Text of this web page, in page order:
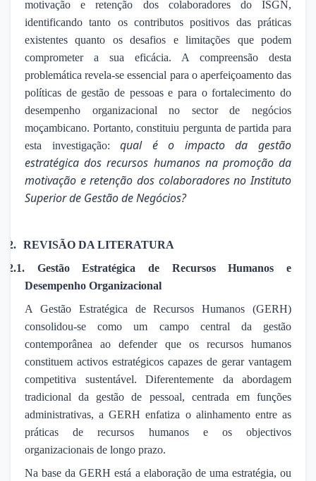
motivação e retenção dos colaboradores do ISGN,
identificando tanto os contributos positivos das práticas
existentes quanto os desafios e limitações que podem
comprometer a sua eficácia. A compreensão desta
problemática revela-se essencial para o aperfeiçoamento das
políticas de gestão de pessoas e para o fortalecimento do
desempenho organizacional no sector de negócios
moçambicano. Portanto, constituiu pergunta de partida para
esta investigação:qual é o impacto da gestão
estratégica dos recursos humanos na promoção da
motivação e retenção dos colaboradores no Instituto
Superior de Gestão de Negócios?
2. REVISÃO DA LITERATURA
2.1. Gestão Estratégica de Recursos Humanos e
Desempenho Organizacional
A Gestão Estratégica de Recursos Humanos (GERH)
consolidou-se como um campo central da gestão
contemporânea ao defender que os recursos humanos
constituem activos estratégicos capazes de gerar vantagem
competitiva sustentável. Diferentemente da abordagem
tradicional da gestão de pessoal, centrada em funções
administrativas, a GERH enfatiza o alinhamento entre as
práticas de recursos humanos e os objectivos
organizacionais de longo prazo.
Na base da GERH está a elaboração de uma estratégia, ou